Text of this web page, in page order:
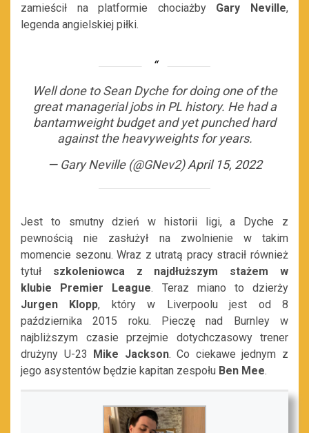
zamieścił na platformie chociażby Gary Neville,
legenda angielskiej piłki.
Well done to Sean Dyche for doing one of the
great managerial jobs in PL history. He had a
bantamweight budget and yet punched hard
against the heavyweights for years.
— Gary Neville (@GNev2)April 15, 2022
Jest to smutny dzień w historii ligi, a Dyche z
pewnością nie zasłużył na zwolnienie w takim
momencie sezonu. Wraz z utratą pracy stracił również
tytuł szkoleniowca z najdłuższym stażem w
klubie Premier League. Teraz miano to dzierży
Jurgen Klopp, który w Liverpoolu jest od 8
października 2015 roku. Pieczę nad Burnley w
najbliższym czasie przejmie dotychczasowy trener
drużyny U-23
Mike Jackson. Co ciekawe jednym z
jego asystentów będzie kapitan zespołu Ben Mee.